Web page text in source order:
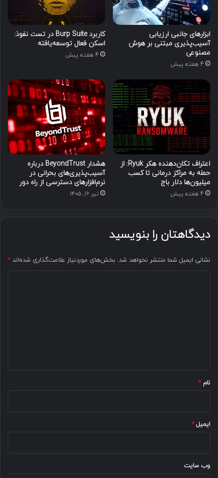
ابزارهای جانبی ارزیابی
آسیب‌پذیری مبتنی بر هوش
مصنوعی
4 هفته پیش
کاربرد Burp Suite در تست نفوذ:
اسکن فعال توسعه‌یافته
4 هفته پیش
اعتراف تکان‌دهنده هکر Ryuk: از
حمله به مراکز درمانی تا کسب
میلیون‌ها دلار باج
4 هفته پیش
هشدار BeyondTrust درباره
آسیب‌پذیری‌های بحرانی در
نرم‌افزارهای دسترسی از راه دور
تیر ۱۶, ۱۴۰۵
دیدگاهتان را بنویسید
نشانی ایمیل شما منتشر نخواهد شد. بخش‌های موردنیاز علامت‌گذاری شده‌اند*
نام*
ایمیل*
وب‌ سایت